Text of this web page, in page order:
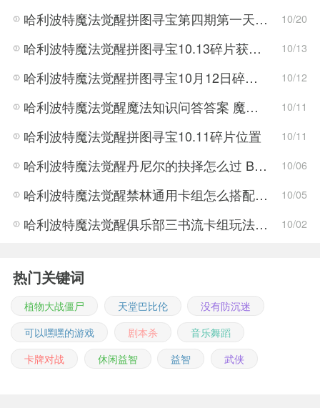
哈利波特魔法觉醒拼图寻宝第四期第一天的碎片位置 10/20
哈利波特魔法觉醒拼图寻宝10.13碎片获取方法 10/13
哈利波特魔法觉醒拼图寻宝10月12日碎片获取方法 10/12
哈利波特魔法觉醒魔法知识问答答案 魔法知识问答怎么过 10/11
哈利波特魔法觉醒拼图寻宝10.11碎片位置 10/11
哈利波特魔法觉醒丹尼尔的抉择怎么过 BOSS打法攻略 10/06
哈利波特魔法觉醒禁林通用卡组怎么搭配 卡组搭配推荐 10/05
哈利波特魔法觉醒俱乐部三书流卡组玩法 哈利波特魔法觉醒俱乐部三书流卡组搭配攻略 10/02
热门关键词
植物大战僵尸 天堂巴比伦
没有防沉迷
可以嘿嘿的游戏
剧本杀
音乐舞蹈
卡牌对战
休闲益智 益智 武侠